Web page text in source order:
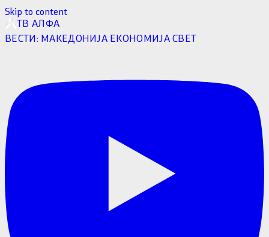
Skip to content
ТВ АЛФА
ВЕСТИ: МАКЕДОНИЈА ЕКОНОМИЈАСВЕТ